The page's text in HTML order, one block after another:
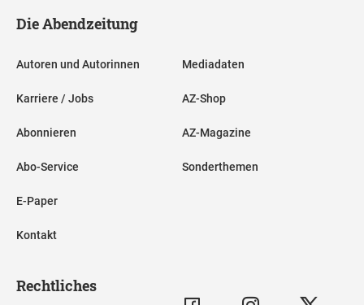
Die Abendzeitung
Autoren und Autorinnen
Karriere / Jobs
Abonnieren
Abo-Service
E-Paper
Kontakt
Mediadaten
AZ-Shop
AZ-Magazine
Sonderthemen
Rechtliches